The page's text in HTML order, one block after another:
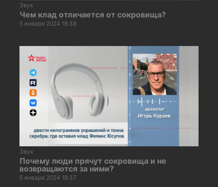
Звук
Чем клад отличается от сокровища?
5 января 2024 18:38
Звук
Почему люди прячут сокровища и не
возвращаются за ними?
5 января 2024 18:37